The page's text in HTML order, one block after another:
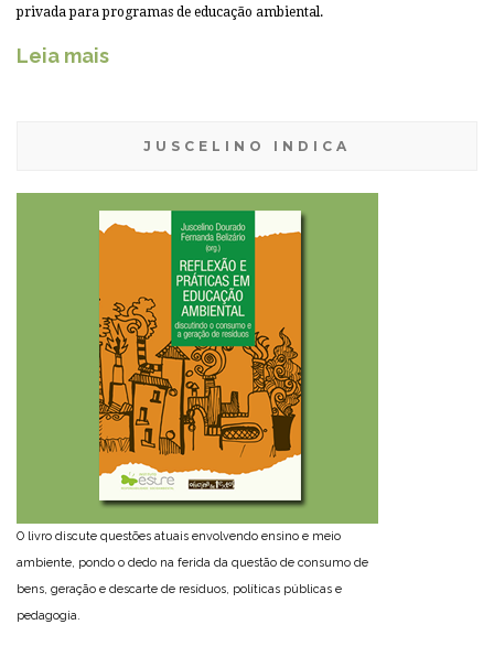
privada para programas de educação ambiental.
Leia mais
JUSCELINO INDICA
O livro discute questões atuais envolvendo ensino e meio
ambiente, pondo o dedo na ferida da questão de consumo de
bens, geração e descarte de resíduos, políticas públicas e
pedagogia.